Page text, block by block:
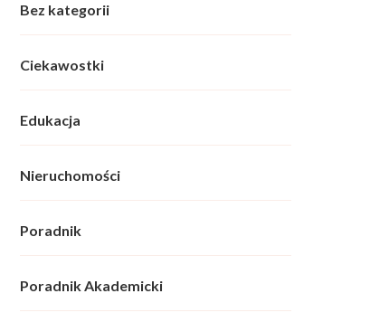
Bez kategorii
Ciekawostki
Edukacja
Nieruchomości
Poradnik
Poradnik Akademicki